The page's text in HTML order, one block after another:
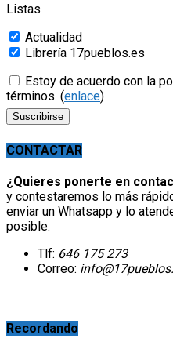
Listas
Actualidad
Librería 17pueblos.es
Estoy de acuerdo con la
términos. (enlace)
CONTACTAR
¿Quieres ponerte en
y contestaremos lo más
enviar un Whatsapp y lo
posible.
Tlf: 646 175 273
Correo:
Recordando